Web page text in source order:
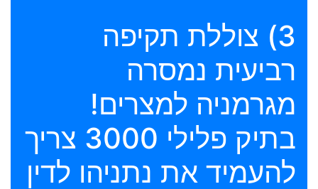
3) צוללת תקיפה
רביעית נמסרה
מגרמניה למצרים!
בתיק פלילי 3000 צריך
להעמיד את נתניהו לדין